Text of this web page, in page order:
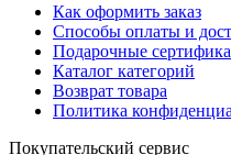
Как оформить заказ
Способы оплаты и
Подарочные
Каталог категорий
Возврат товара
Политика
Покупательский сервис